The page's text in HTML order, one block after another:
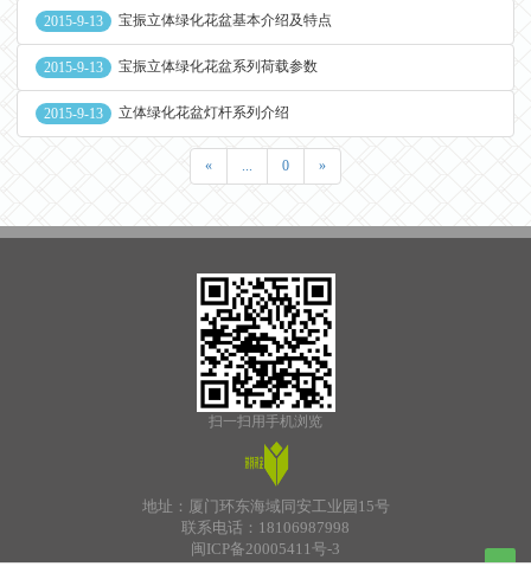
2015-9-13 宝振立体绿化花盆基本介绍及特点
2015-9-13 宝振立体绿化花盆系列荷载参数
2015-9-13 立体绿化花盆灯杆系列介绍
« ... 0 »
扫一扫用手机浏览
地址：厦门环东海域同安工业园15号
联系电话：18106987998
闽ICP备20005411号-3